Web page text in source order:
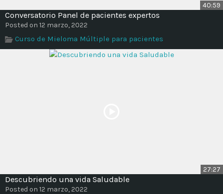
40:59
Conversatorio Panel de pacientes expertos
Posted on 12 marzo, 2022
Curso de Mieloma Múltiple para pacientes
27:27
Descubriendo una vida Saludable
Posted on 12 marzo, 2022